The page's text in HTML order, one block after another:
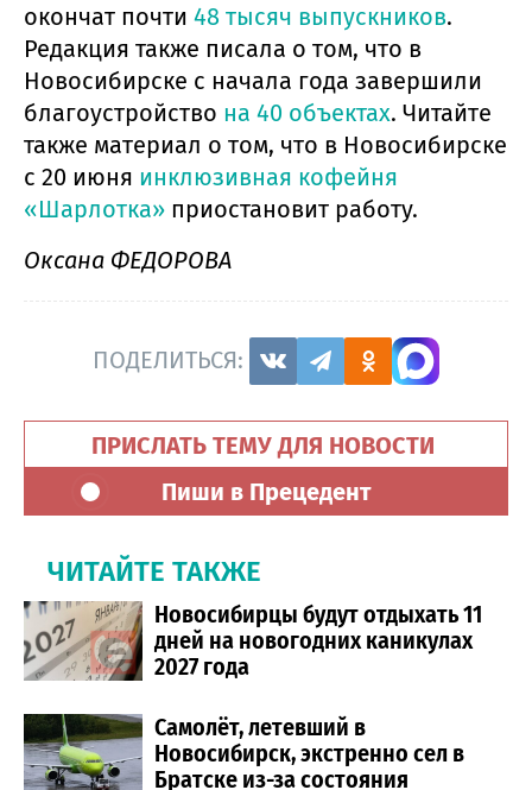
окончат почти 48 тысяч выпускников.
Редакция также писала о том, что в
Новосибирске с начала года завершили
благоустройство на 40 объектах. Читайте
также материал о том, что в Новосибирске
с 20 июня инклюзивная кофейня
«Шарлотка» приостановит работу.
Оксана ФЕДОРОВА
ПОДЕЛИТЬСЯ:
ПРИСЛАТЬ ТЕМУ ДЛЯ НОВОСТИ
Пиши в Прецедент
ЧИТАЙТЕ ТАКЖЕ
Новосибирцы будут отдыхать 11
дней на новогодних каникулах
2027 года
Самолёт, летевший в
Новосибирск, экстренно сел в
Братске из-за состояния